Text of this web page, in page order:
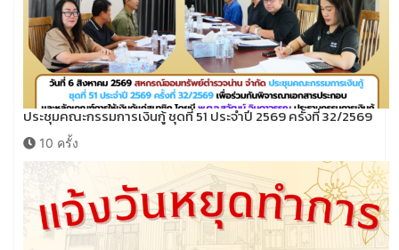
ประชุมคณะกรรมการเงินกู้ ชุดที่ 51 ประจำปี 2569 ครั้งที่ 32/2569
10 ครั้ง